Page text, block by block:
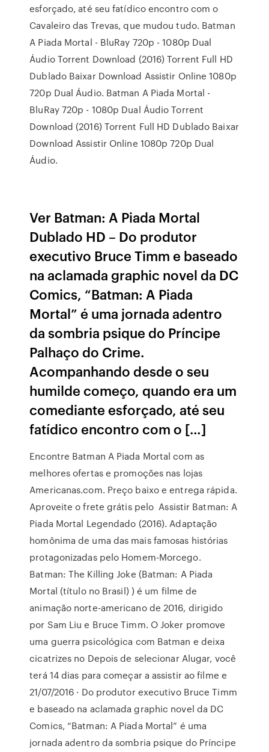
esforçado, até seu fatídico encontro com o
Cavaleiro das Trevas, que mudou tudo. Batman
A Piada Mortal - BluRay 720p - 1080p Dual
Áudio Torrent Download (2016) Torrent Full HD
Dublado Baixar Download Assistir Online 1080p
720p Dual Áudio. Batman A Piada Mortal -
BluRay 720p - 1080p Dual Áudio Torrent
Download (2016) Torrent Full HD Dublado Baixar
Download Assistir Online 1080p 720p Dual
Áudio.
Ver Batman: A Piada Mortal
Dublado HD – Do produtor
executivo Bruce Timm e baseado
na aclamada graphic novel da DC
Comics, “Batman: A Piada
Mortal” é uma jornada adentro
da sombria psique do Príncipe
Palhaço do Crime.
Acompanhando desde o seu
humilde começo, quando era um
comediante esforçado, até seu
fatídico encontro com o […]
Encontre Batman A Piada Mortal com as
melhores ofertas e promoções nas lojas
Americanas.com. Preço baixo e entrega rápida.
Aproveite o frete grátis pelo Assistir Batman: A
Piada Mortal Legendado (2016). Adaptação
homônima de uma das mais famosas histórias
protagonizadas pelo Homem-Morcego.
Batman: The Killing Joke (Batman: A Piada
Mortal (título no Brasil) ) é um filme de
animação norte-americano de 2016, dirigido
por Sam Liu e Bruce Timm. O Joker promove
uma guerra psicológica com Batman e deixa
cicatrizes no Depois de selecionar Alugar, você
terá 14 dias para começar a assistir ao filme e
21/07/2016 · Do produtor executivo Bruce Timm
e baseado na aclamada graphic novel da DC
Comics, “Batman: A Piada Mortal” é uma
jornada adentro da sombria psique do Príncipe